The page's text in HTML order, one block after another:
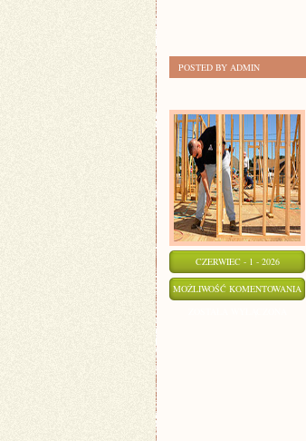
POSTED BY ADMIN
CZERWIEC - 1 - 2026
MOŻLIWOŚĆ KOMENTOWANIA